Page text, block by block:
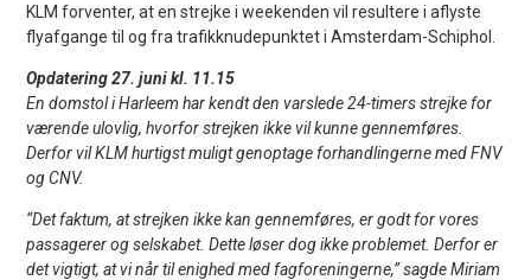
KLM forventer, at en strejke i weekenden vil resultere i aflyste
flyafgange til og fra trafikknudepunktet i Amsterdam-Schiphol.
Opdatering 27. juni kl. 11.15
En domstol i Harleem har kendt den varslede 24-timers strejke for
værende ulovlig, hvorfor strejken ikke vil kunne gennemføres.
Derfor vil KLM hurtigst muligt genoptage forhandlingerne med FNV
og CNV.
“Det faktum, at strejken ikke kan gennemføres, er godt for vores
passagerer og selskabet. Dette løser dog ikke problemet. Derfor er
det vigtigt, at vi når til enighed med fagforeningerne,” sagde Miriam